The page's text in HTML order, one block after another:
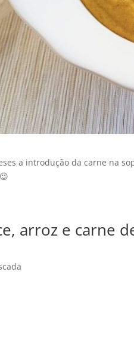
a introdução da carne na
arroz e carne